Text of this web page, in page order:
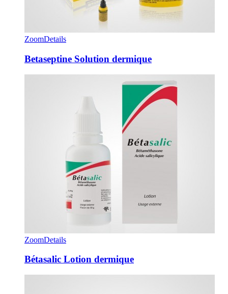
ZoomDetails
Betaseptine Solution dermique
ZoomDetails
Bétasalic Lotion dermique